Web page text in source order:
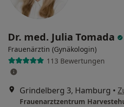
Dr. med. Julia Tomada
Frauenärztin (Gynäkologin)
113 Bewertungen
Grindelberg 3, Hamburg •